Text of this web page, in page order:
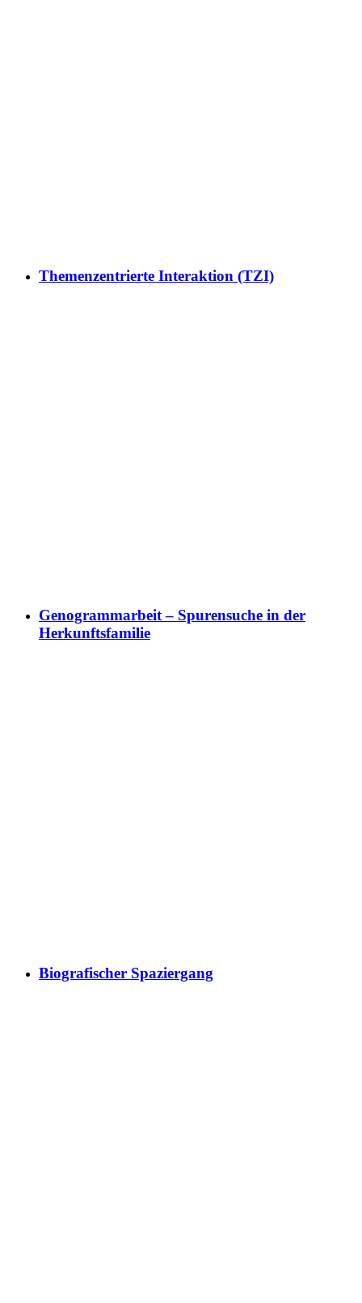
Themenzentrierte Interaktion (TZI)
Genogrammarbeit – Spurensuche in der
Herkunftsfamilie
Biografischer Spaziergang